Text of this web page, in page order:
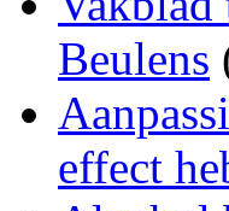
Beulens
effect